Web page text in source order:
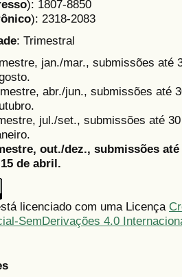
): 1807-8850
): 2318-2083
: Trimestral
jan./mar., submissões até
abr./jun., submissões até
jul./set., submissões até
out./dez., submissões
de abril.
licenciado com uma Licença
SemDerivações 4.0